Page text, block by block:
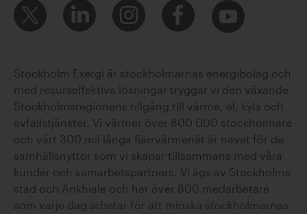
Stockholm Exergi är stockholmarnas energibolag och
med resurseffektiva lösningar tryggar vi den växande
Stockholmsregionens tillgång till värme, el, kyla och
avfallstjänster. Vi värmer över 800 000 stockholmare
och vårt 300 mil långa fjärrvärmenät är navet för de
samhällsnyttor som vi skapar tillsammans med våra
kunder och samarbetspartners. Vi ägs av Stockholms
stad och Ankhiale och har över 800 medarbetare
som varje dag arbetar för att minska stockholmarnas